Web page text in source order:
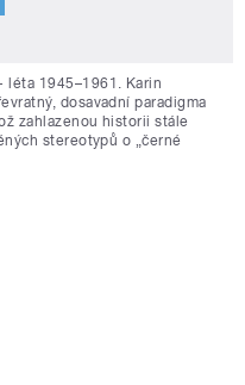
léta 1945–1961. Karin
dosavadní paradigma
zahlazenou historii stále
stereotypů o „černé